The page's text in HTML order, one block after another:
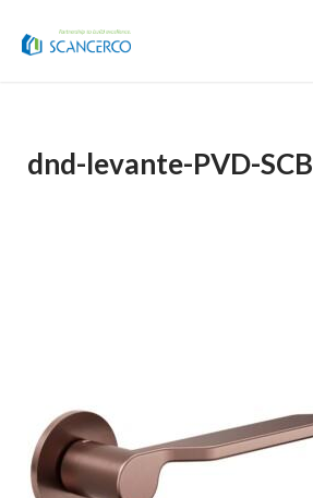
dnd-levante-PVD-SCB